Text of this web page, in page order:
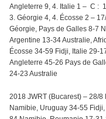
Angleterre 9, 4. Italie 1 – C :
3. Géorgie 4, 4. Écosse 2 –
Géorgie, Pays de Galles 8-7
Argentine 13-34 Australie,
Écosse 34-59 Fidji, Italie 29-
Angleterre 45-26 Pays de
24-23 Australie
2018 JWRT (Bucarest) – 28/
Namibie, Uruguay 34-55